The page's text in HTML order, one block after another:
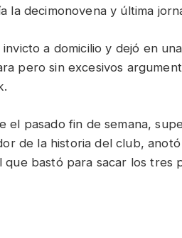
la decimonovena y última
a domicilio y dejó en
pero sin excesivos
el pasado fin de semana,
de la historia del club,
que bastó para sacar los tres